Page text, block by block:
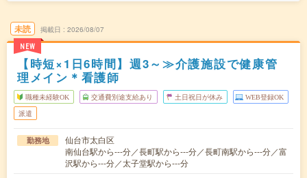
未読
NEW
掲載日 2026/08/07
【時短×1日6時間】週3～≫介護施設で健康管
理メイン＊看護師
職種未経験OK 交通費別途支給あり 土日祝日が休み WEB登録OK
派遣
勤務地
仙台市太白区
南仙台駅から---分／長町駅から---分／長町南駅から---分／富
沢駅から---分／太子堂駅から---分